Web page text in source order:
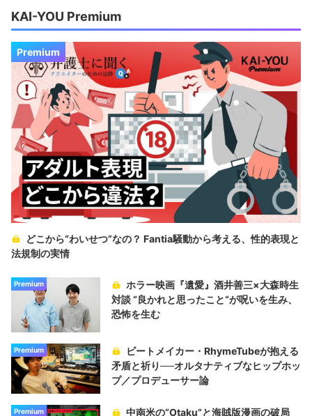
KAI-YOU Premium
Premium
どこから“わいせつ”なの？ Fantia騒動から考える、性的表現と
法規制の実情
Premium
ホラー映画『遺愛』酒井善三×大森時生
対談 “良かれと思ったこと“が呪いを生み、
恐怖を生む
Premium
ビートメイカー・RhymeTubeが抱える
矛盾と祈り──オルタナティブなヒップホッ
プ／プロデューサー論
Premium
中南米の“Otaku”と海賊版漫画の破局